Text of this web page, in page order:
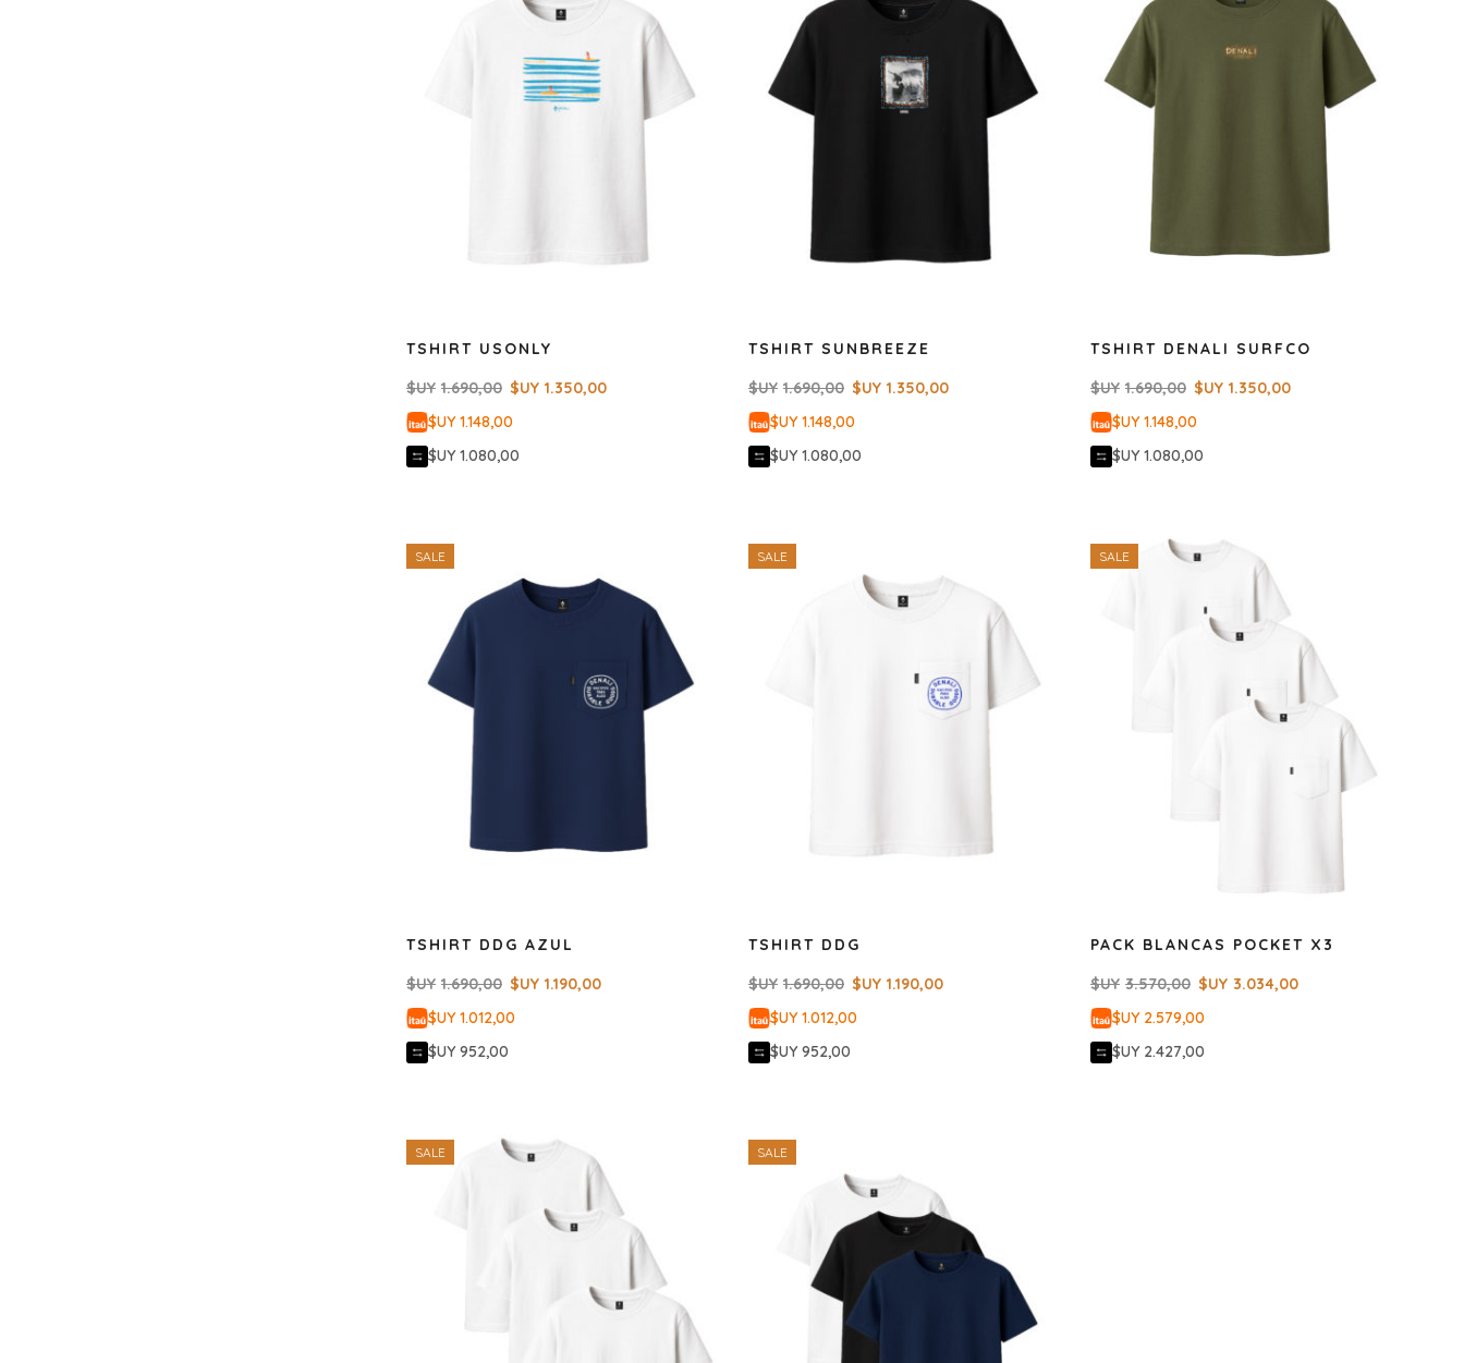
TSHIRT USONLY
$UY 1.690,00 $UY 1.350,00
$UY 1.148,00
$UY 1.080,00
TSHIRT SUNBREEZE
$UY 1.690,00 $UY 1.350,00
$UY 1.148,00
$UY 1.080,00
TSHIRT DENALI SURFCO
$UY 1.690,00 $UY 1.350,00
$UY 1.148,00
$UY 1.080,00
SALE
TSHIRT DDG AZUL
$UY 1.690,00 $UY 1.190,00
$UY 1.012,00
$UY 952,00
SALE
TSHIRT DDG
$UY 1.690,00 $UY 1.190,00
$UY 1.012,00
$UY 952,00
SALE
PACK BLANCAS POCKET X3
$UY 3.570,00 $UY 3.034,00
$UY 2.579,00
$UY 2.427,00
SALE SALE